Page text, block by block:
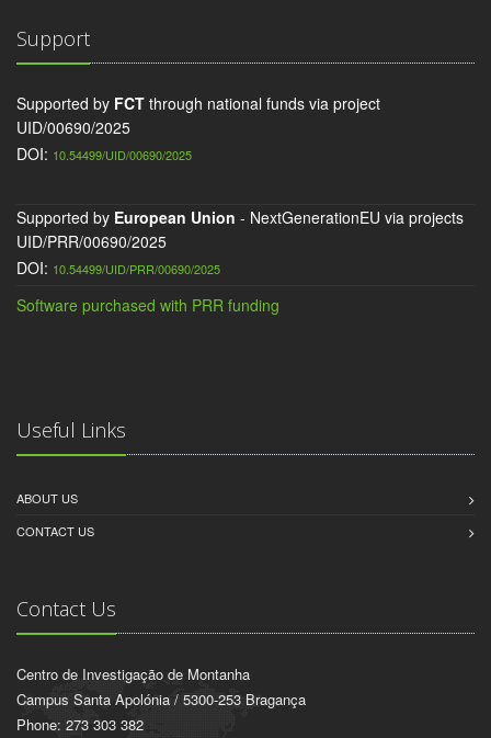
Support
Supported by FCT through national funds via project
UID/00690/2025
DOI: 10.54499/UID/00690/2025
Supported by European Union - NextGenerationEU via projects
UID/PRR/00690/2025
DOI: 10.54499/UID/PRR/00690/2025
Software purchased with PRR funding
Useful Links
ABOUT US
CONTACT US
Contact Us
Centro de Investigação de Montanha
Campus Santa Apolónia / 5300-253 Bragança
Phone: 273 303 382